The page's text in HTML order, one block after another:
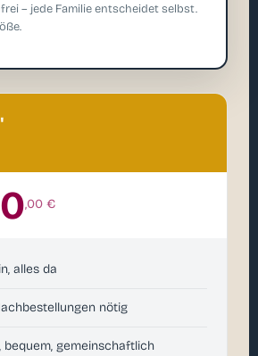
– jede Familie entscheidet selbst.
,00 €
alles da
nötig
bequem, gemeinschaftlich